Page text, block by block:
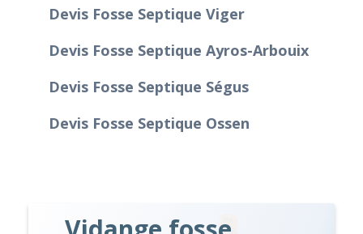
Devis Fosse Septique Viger
Devis Fosse Septique Ayros-Arbouix
Devis Fosse Septique Ségus
Devis Fosse Septique Ossen